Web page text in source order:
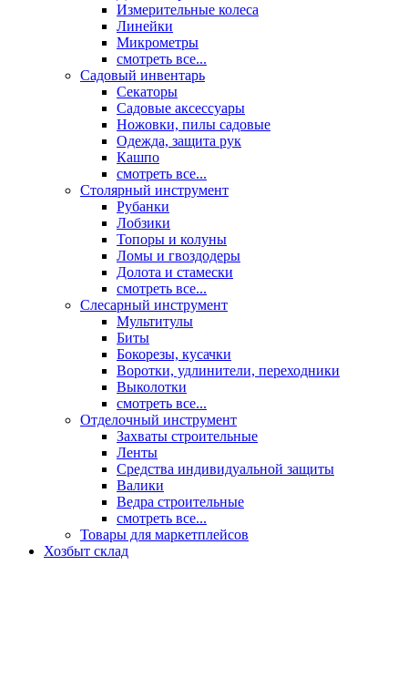
Измерительные колеса
Линейки
Микрометры
смотреть все...
Садовый инвентарь
Секаторы
Садовые аксессуары
Ножовки, пилы садовые
Одежда, защита рук
Кашпо
смотреть все...
Столярный инструмент
Рубанки
Лобзики
Топоры и колуны
Ломы и гвоздодеры
Долота и стамески
смотреть все...
Слесарный инструмент
Мультитулы
Биты
Бокорезы, кусачки
Воротки, удлинители, переходники
Выколотки
смотреть все...
Отделочный инструмент
Захваты строительные
Ленты
Средства индивидуальной защиты
Валики
Ведра строительные
смотреть все...
Товары для маркетплейсов
Хозбыт склад